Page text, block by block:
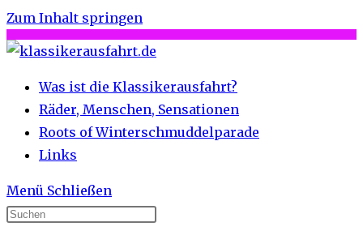
Zum Inhalt springen
Was ist die Klassikerausfahrt?
Räder, Menschen, Sensationen
Roots of Winterschmuddelparade
Links
Menü Schließen